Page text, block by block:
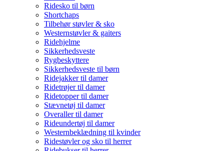
Ridesko til børn
Shortchaps
Tilbehør støvler & sko
Westernstøvler & gaiters
Ridehjelme
Sikkerhedsveste
Rygbeskyttere
Sikkerhedsveste til børn
Ridejakker til damer
Ridetrøjer til damer
Ridetopper til damer
Stævnetøj til damer
Overaller til damer
Rideundertøj til damer
Westernbeklædning til kvinder
Ridestøvler og sko til herrer